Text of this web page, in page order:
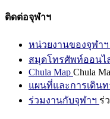
ติดต่อจุฬาฯ
หน่วยงานของจุฬาฯ
สมุดโทรศัพท์ออนไ
Chula Map Chula
แผนที่และการเดินท
ร่วมงานกับจุฬาฯ ร่